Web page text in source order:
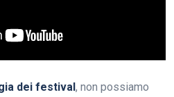
dei festival, non possiamo